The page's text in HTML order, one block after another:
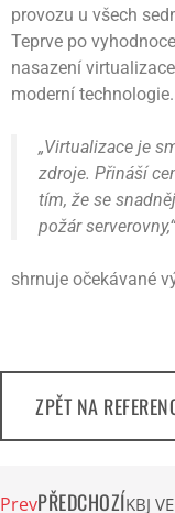
provozu u všech
Teprve po
nasazení
moderní technologie.
„Virtualizace je
zdroje. Přináší
tím, že se
požár serverovny,“
shrnuje očekávané
ZPĚT NA
PrevPŘEDCHOZÍKBJ